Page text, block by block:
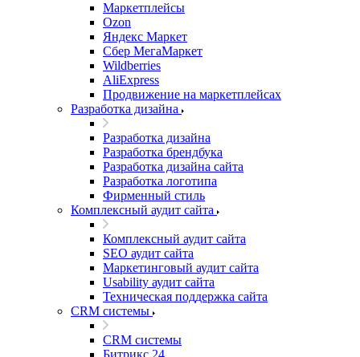
Маркетплейсы
Ozon
Яндекс Маркет
Сбер МегаМаркет
Wildberries
AliExpress
Продвижение на маркетплейсах
Разработка дизайна
Разработка дизайна
Разработка брендбука
Разработка дизайна сайта
Разработка логотипа
Фирменный стиль
Комплексный аудит сайта
Комплексный аудит сайта
SEO аудит сайта
Маркетинговый аудит сайта
Usability аудит сайта
Техническая поддержка сайта
CRM системы
CRM системы
Битрикс 24